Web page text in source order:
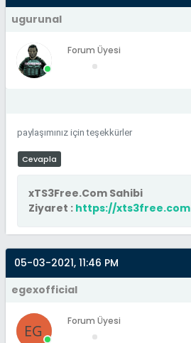
ugurunal
Forum Üyesi
paylaşımınız için teşekkürler
Cevapla
xTS3Free.Com Sahibi
Ziyaret : https://xts3free.com
05-03-2021, 11:46 PM
egexofficial
Forum Üyesi